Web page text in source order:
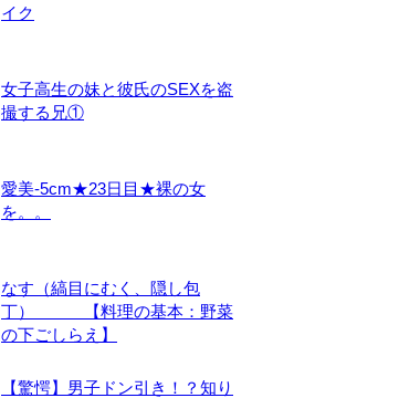
イク
女子高生の妹と彼氏のSEXを盗
撮する兄①
愛美-5cm★23日目★裸の女
を。。
なす（縞目にむく、隠し包
丁） 【料理の基本：野菜
の下ごしらえ】
【驚愕】男子ドン引き！？知り